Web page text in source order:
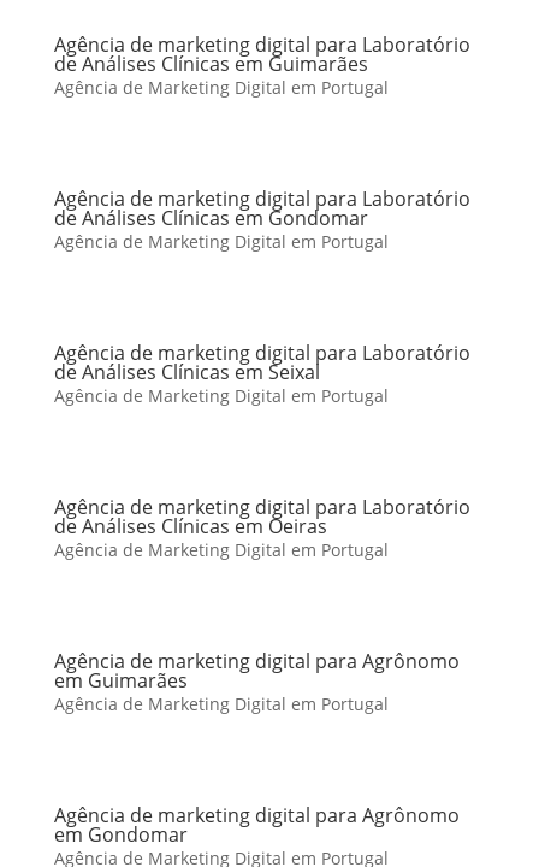
Agência de marketing digital para Laboratório
de Análises Clínicas em Guimarães
Agência de Marketing Digital em Portugal
Agência de marketing digital para Laboratório
de Análises Clínicas em Gondomar
Agência de Marketing Digital em Portugal
Agência de marketing digital para Laboratório
de Análises Clínicas em Seixal
Agência de Marketing Digital em Portugal
Agência de marketing digital para Laboratório
de Análises Clínicas em Oeiras
Agência de Marketing Digital em Portugal
Agência de marketing digital para Agrônomo
em Guimarães
Agência de Marketing Digital em Portugal
Agência de marketing digital para Agrônomo
em Gondomar
Agência de Marketing Digital em Portugal